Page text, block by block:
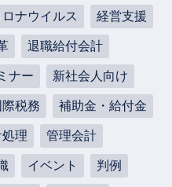
ナウイルス 経営支援
退職給付会計
ナー 新社会人向け
際税務 補助金・給付金
理 管理会計
イベント 判例